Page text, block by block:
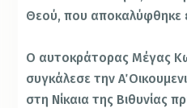
Θεού, που αποκαλύφθηκε
Ο αυτοκράτορας Μέγας
συγκάλεσε την Α΄
στη Νίκαια της Βιθυνίας